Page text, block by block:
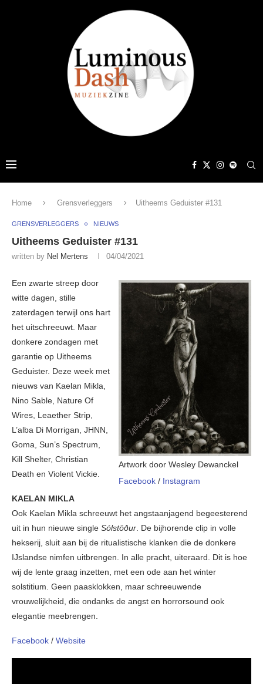
Home Grensverleggers Uitheems Geduister #131
GRENSVERLEGGERS NIEUWS
Uitheems Geduister #131
written by Nel Mertens 04/04/2021
Artwork door Wesley Dewanckel
Facebook / Instagram
Een zwarte streep door
witte dagen, stille
zaterdagen terwijl ons hart
het uitschreeuwt. Maar
donkere zondagen met
garantie op Uitheems
Geduister. Deze week met
nieuws van Kaelan Mikla,
Nino Sable, Nature Of
Wires, Leaether Strip,
L’alba Di Morrigan, JHNN,
Goma, Sun’s Spectrum,
Kill Shelter, Christian
Death en Violent Vickie.
KAELAN MIKLA
Ook Kaelan Mikla schreeuwt het angstaanjagend begeesterend
uit in hun nieuwe single Sólstöður. De bijhorende clip in volle
hekserij, sluit aan bij de ritualistische klanken die de donkere
IJslandse nimfen uitbrengen. In alle pracht, uiteraard. Dit is hoe
wij de lente graag inzetten, met een ode aan het winter
solstitium. Geen paasklokken, maar schreeuwende
vrouwelijkheid, die ondanks de angst en horrorsound ook
elegantie meebrengen.
Facebook / Website